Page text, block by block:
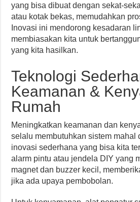
yang bisa dibuat dengan sekat-
atau kotak bekas, memudahkan
Inovasi ini mendorong kesadaran
membiasakan kita untuk
yang kita hasilkan.
Teknologi
Keamanan &
Rumah
Meningkatkan keamanan dan
selalu membutuhkan sistem mahal
inovasi sederhana yang bisa kita
alarm pintu atau jendela DIY yang
magnet dan buzzer kecil,
jika ada upaya pembobolan.